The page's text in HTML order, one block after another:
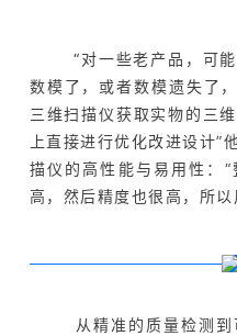
“对一些老产品，可能
数模了，或者数模遗失了
三维扫描仪获取实物的三
上直接进行优化改进设计”
描仪的高性能与易用性：
高，然后精度也很高，所
从精准的质量检测到